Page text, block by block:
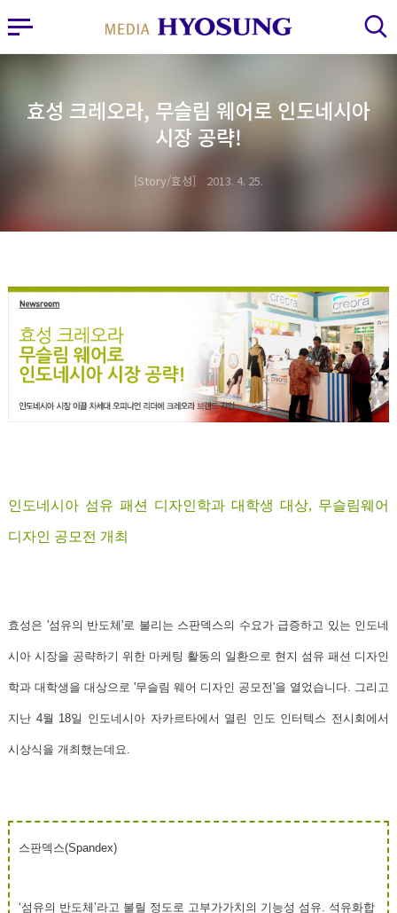
MY FRIEND HYOSUNG
사이드바 열기 검색 레이어 열기
효성 크레오라, 무슬림 웨어로 인도네시아
시장 공략!
Story/효성 2013. 4. 25.
인도네시아 섬유 패션 디자인학과 대학생 대상, 무슬림웨어
디자인 공모전 개최
효성은 '섬유의 반도체'로 불리는 스판덱스의 수요가 급증하고 있는 인도네
시아 시장을 공략하기 위한 마케팅 활동의 일환으로 현지 섬유 패션 디자인
학과 대학생을 대상으로 '무슬림 웨어 디자인 공모전'을 열었습니다. 그리고
지난 4월 18일 인도네시아 자카르타에서 열린 인도 인터텍스 전시회에서
시상식을 개최했는데요.
스판덱스(Spandex)
‘섬유의 반도체’라고 불릴 정도로 고부가가치의 기능성 섬유. 석유화합